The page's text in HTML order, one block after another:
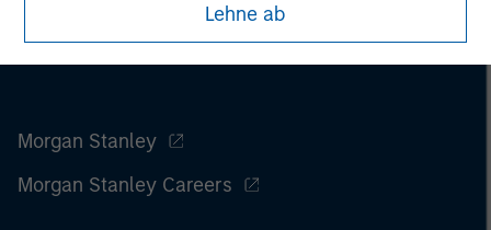
Lehne ab
Morgan Stanley
Morgan Stanley Careers